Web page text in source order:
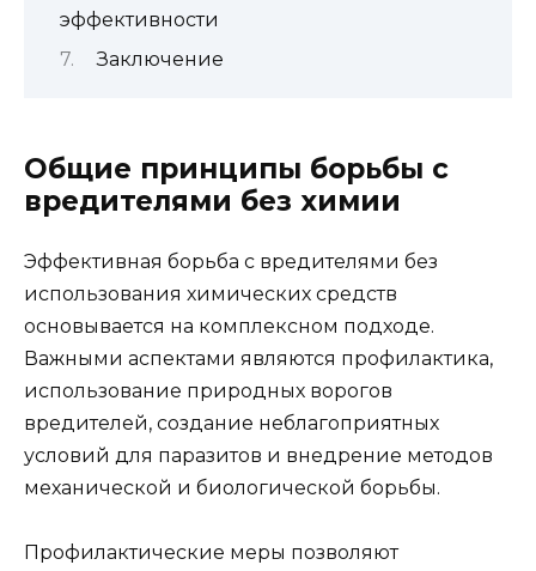
эффективности
Заключение
Общие принципы борьбы с
вредителями без химии
Эффективная борьба с вредителями без
использования химических средств
основывается на комплексном подходе.
Важными аспектами являются профилактика,
использование природных ворогов
вредителей, создание неблагоприятных
условий для паразитов и внедрение методов
механической и биологической борьбы.
Профилактические меры позволяют